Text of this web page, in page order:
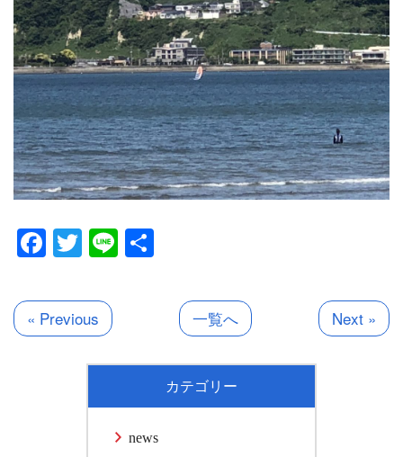
Facebook
Twitter
Line
« Previous 一覧へ Next »
カテゴリー
news